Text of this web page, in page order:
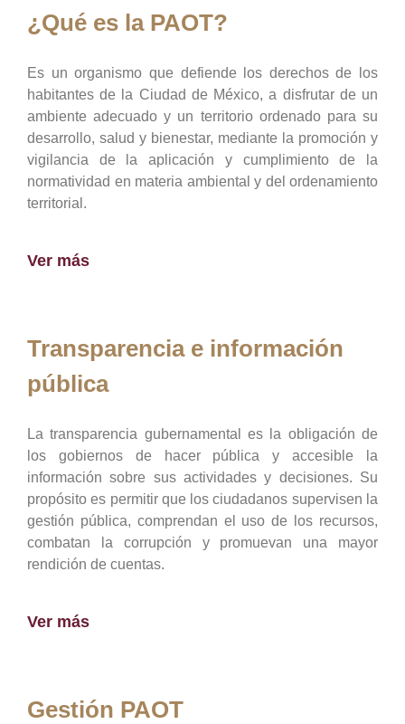
¿Qué es la PAOT?
Es un organismo que defiende los derechos de los
habitantes de la Ciudad de México, a disfrutar de un
ambiente adecuado y un territorio ordenado para su
desarrollo, salud y bienestar, mediante la promoción y
vigilancia de la aplicación y cumplimiento de la
normatividad en materia ambiental y del ordenamiento
territorial.
Ver más
Transparencia e información
pública
La transparencia gubernamental es la obligación de
los gobiernos de hacer pública y accesible la
información sobre sus actividades y decisiones. Su
propósito es permitir que los ciudadanos supervisen la
gestión pública, comprendan el uso de los recursos,
combatan la corrupción y promuevan una mayor
rendición de cuentas.
Ver más
Gestión PAOT